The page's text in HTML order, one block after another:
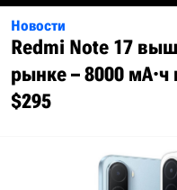
Новости
Redmi Note 17
рынке – 8000
$295